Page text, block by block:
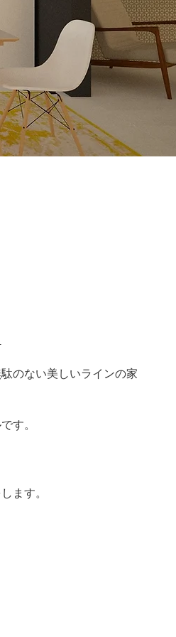
のない美しいラインの家
す。
ます。